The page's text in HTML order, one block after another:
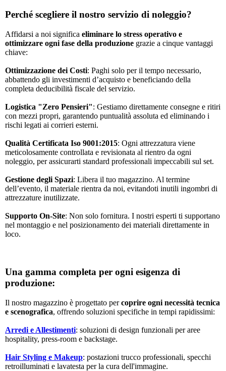
Perché scegliere il nostro servizio di noleggio?
Affidarsi a noi significa eliminare lo stress operativo e
ottimizzare ogni fase della produzione grazie a cinque vantaggi
chiave:
Ottimizzazione dei Costi: Paghi solo per il tempo necessario,
abbattendo gli investimenti d’acquisto e beneficiando della
completa deducibilità fiscale del servizio.
Logistica "Zero Pensieri": Gestiamo direttamente consegne e ritiri
con mezzi propri, garantendo puntualità assoluta ed eliminando i
rischi legati ai corrieri esterni.
Qualità Certificata Iso 9001:2015: Ogni attrezzatura viene
meticolosamente controllata e revisionata al rientro da ogni
noleggio, per assicurarti standard professionali impeccabili sul set.
Gestione degli Spazi: Libera il tuo magazzino. Al termine
dell’evento, il materiale rientra da noi, evitandoti inutili ingombri di
attrezzature inutilizzate.
Supporto On-Site: Non solo fornitura. I nostri esperti ti supportano
nel montaggio e nel posizionamento dei materiali direttamente in
loco.
Una gamma completa per ogni esigenza di
produzione:
Il nostro magazzino è progettato percoprire ogni necessità tecnica
e scenografica, offrendo soluzioni specifiche in tempi rapidissimi:
Arredi e Allestimenti: soluzioni di design funzionali per aree
hospitality, press-room e backstage.
Hair Styling e Makeup: postazioni trucco professionali, specchi
retroilluminati e lavatesta per la cura dell'immagine.